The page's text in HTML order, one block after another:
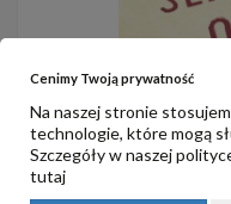
Śladami
Cenimy Twoją prywatność
Na naszej stronie
technologie, które mogą
Szczegóły w naszej
tutaj